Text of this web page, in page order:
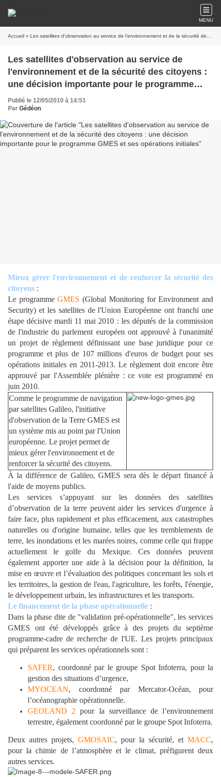
MENU
Accueil » Les satellites d'observation au service de l'environnement et de la sécurité des citoyens : une décision importante pour le programme GMES et ses opérations initiales
Les satellites d'observation au service de
l'environnement et de la sécurité des citoyens :
une décision importante pour le programme
GMES et ses opérations initiales
Publié le 12/05/2010 à 14:51
Par Gédéon
Mieux gérer l'environnement et de renforcer la sécurité des
citoyens :
Le programmeGMES (Global Monitoring for Environment and
Security) et les satellites de l'Union Européenne ont franchi une
étape décisive mardi 11 mai 2010 : les députés de la commission
de l'industrie du parlement européen ont approuvé à l'unanimité
un projet de règlement définissant une base juridique pour ce
programme et plus de 107 millions d'euros de budget pour ses
opérations initiales en 2011-2013. Le règlement doit encore être
approuvé par l'Assemblée plénière : ce vote est programmé en
juin 2010.
Comme le programme de navigation
par satellites Galileo, l'initiative
d'observation de la Terre GMES est
un système mis au point par l'Union
européenne. Le projet permet de
mieux gérer l'environnement et de
renforcer la sécurité des citoyens.
À la différence de Galileo, GMES sera dès le départ financé à
l'aide de moyens publics.
Les services s’appuyant sur les données des satellites
d’observation de la terre peuvent aider les services d'urgence à
faire face, plus rapidement et plus efficacement, aux catastrophes
naturelles ou d'origine humaine, telles que les tremblements de
terre, les inondations et les marées noires, comme celle qui frappe
actuellement le golfe du Mexique. Ces données peuvent
également apporter une aide à la décision pour la définition, la
mise en œuvre et l’évaluation des politiques concernant les sols et
les territoires, la gestion de l'eau, l'agriculture, les forêts, l'énergie,
le développement urbain, les infrastructures et les transports.
Le financement de la phase opérationnelle :
Dans la phase dite de "validation pré-opérationnelle", les services
GMES ont été développés grâce à des projets du septième
programme-cadre de recherche de l'UE. Les projets principaux
qui préparent les services opérationnels sont :
SAFER, coordonné par le groupe Spot Infoterra, pour la
gestion des situations d’urgence,
MYOCEAN, coordonné par Mercator-Océan, pour
l’océanographie opérationnelle.
GEOLAND 2 pour la surveillance de l’environnement
terrestre, également coordonné par le groupe Spot Infoterra.
Deux autres projets, GMOSAIC, pour la sécurité, et MACC,
pour la chimie de l’atmosphère et le climat, préfigurent deux
autres services.